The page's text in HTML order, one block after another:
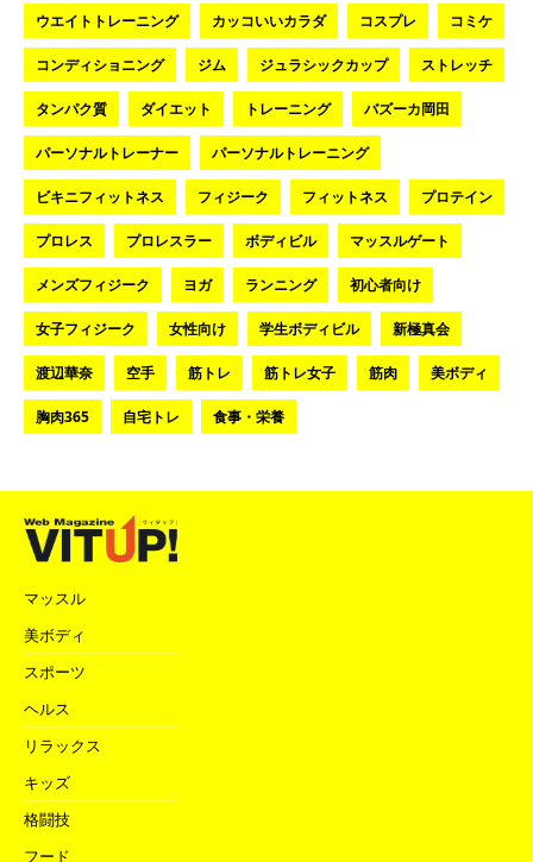
ウエイトトレーニング カッコいいカラダ コスプレ コミケ
コンディショニング ジム ジュラシックカップ ストレッチ
タンパク質 ダイエット トレーニング バズーカ岡田
パーソナルトレーナー パーソナルトレーニング
ビキニフィットネス フィジーク フィットネス プロテイン
プロレス プロレスラー ボディビル マッスルゲート
メンズフィジーク ヨガ ランニング 初心者向け
女子フィジーク 女性向け 学生ボディビル 新極真会
渡辺華奈 空手 筋トレ 筋トレ女子 筋肉 美ボディ
胸肉365 自宅トレ 食事・栄養
マッスル
美ボディ
スポーツ
ヘルス
リラックス
キッズ
格闘技
フード